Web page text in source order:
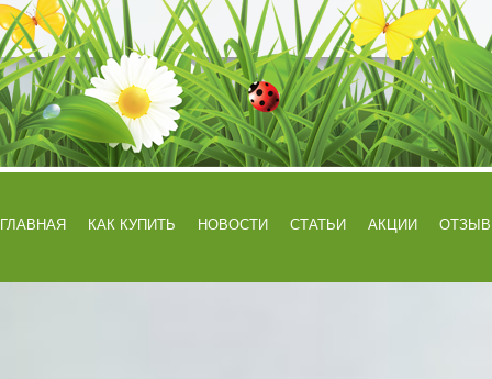
ГЛАВНАЯ КАК КУПИТЬ НОВОСТИ СТАТЬИ АКЦИИ